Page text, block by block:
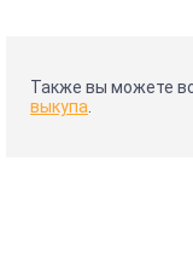
Также вы можете
выкупа.